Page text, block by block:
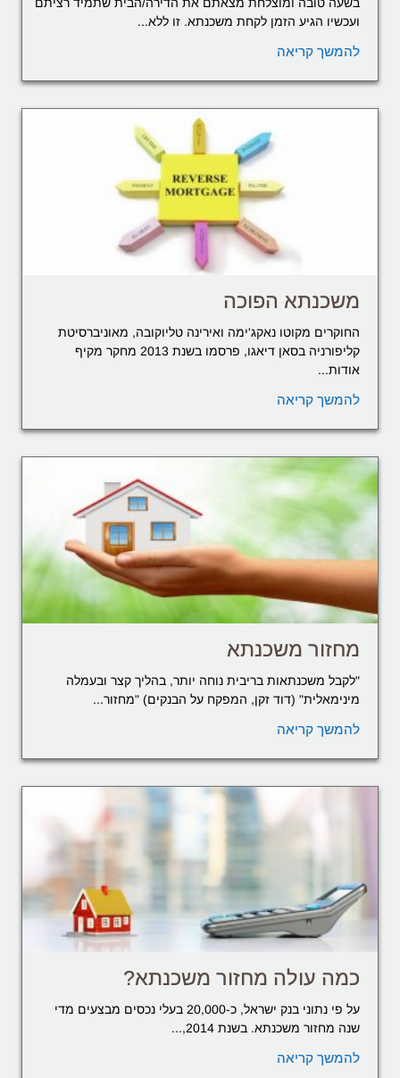
ועכשיו הגיע הזמן לקחת משכנתא. זו ללא...
להמשך קריאה
משכנתא הפוכה
החוקרים מקוטו נאקג'ימה ואירינה טליוקובה, מאוניברסיטת
קליפורניה בסאן דיאגו, פרסמו בשנת 2013 מחקר מקיף
אודות...
להמשך קריאה
מחזור משכנתא
"לקבל משכנתאות בריבית נוחה יותר, בהליך קצר ובעמלה
מינימאלית" (דוד זקן, המפקח על הבנקים) "מחזור...
להמשך קריאה
כמה עולה מחזור משכנתא?
על פי נתוני בנק ישראל, כ-20,000 בעלי נכסים מבצעים מדי
שנה מחזור משכנתא. בשנת 2014,...
להמשך קריאה